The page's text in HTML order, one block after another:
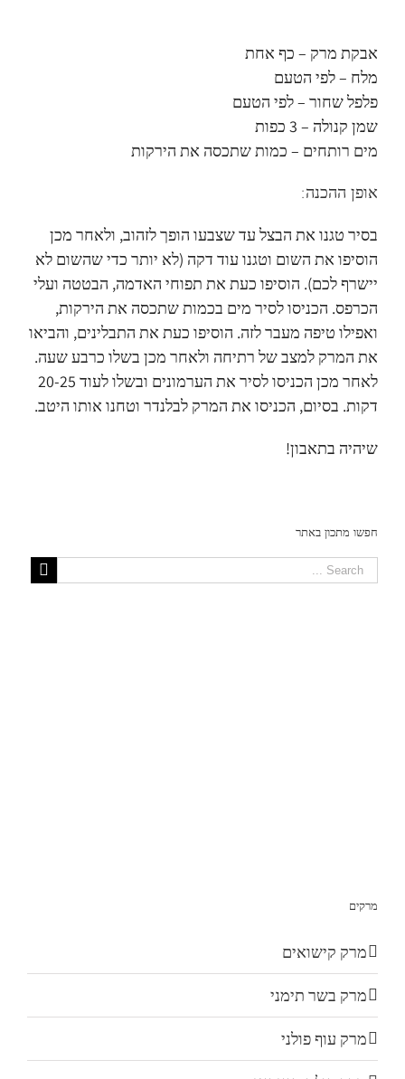
אבקת מרק – כף אחת
מלח – לפי הטעם
פלפל שחור – לפי הטעם
שמן קנולה – 3 כפות
מים רותחים – כמות שתכסה את הירקות
אופן ההכנה:
בסיר טגנו את הבצל עד שצבעו הופך לזהוב, ולאחר מכן
הוסיפו את השום וטגנו עוד דקה (לא יותר כדי שהשום לא
יישרף לכם). הוסיפו כעת את תפוחי האדמה, הבטטה ועלי
הכרפס. הכניסו לסיר מים בכמות שתכסה את הירקות,
ואפילו טיפה מעבר לזה. הוסיפו כעת את התבלינים, והביאו
את המרק למצב של רתיחה ולאחר מכן בשלו כרבע שעה.
לאחר מכן הכניסו לסיר את הערמונים ובשלו לעוד 20-25
דקות. בסיום, הכניסו את המרק לבלנדר וטחנו אותו היטב.
שיהיה בתאבון!
חפשו מתכון באתר
מרקים
מרק קישואים
מרק בשר תימני
מרק עוף פולני